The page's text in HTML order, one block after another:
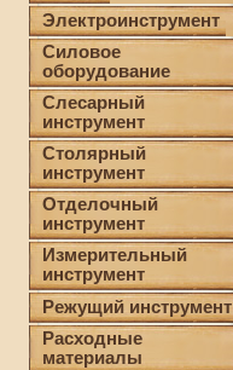
Электроинструмент
Силовое
оборудование
Слесарный
инструмент
Столярный
инструмент
Отделочный
инструмент
Измерительный
инструмент
Режущий инструмент
Расходные
материалы